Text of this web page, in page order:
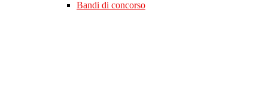
Bandi di concorso